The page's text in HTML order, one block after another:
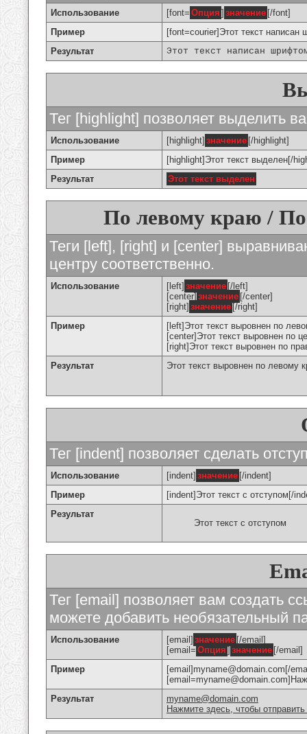
Использование [font= Опция ] значение [/font]
Пример
[font=courier]Этот текст
Результат
Этот текст написан
Тег [highlight] позволяет выделить
Использование [highlight] значение [/highlight]
Пример
[highlight]Этот текст выделен[/
Результат
Этот текст выделен
По левому краю /
Теги [left], [right] и [center]
центру соответственно.
Использование [left] значение [/left]
[center] значение [/center]
[right] значение [/right]
Пример
[left]Этот текст выровнен по
[center]Этот текст выровнен по
[right]Этот текст выровнен по
Результат
Этот текст выровнен по левому
Тег [indent] позволяет сделать
Использование [indent] значение [/indent]
Пример
[indent]Этот текст с отступом[/
Результат
Этот текст с отступом
Тег [email] позволяет вам создать
можете добавить необязательный
Использование [email] значение [/email]
[email= Опция ] значение [/email]
Пример
[email]myname@domain.com[/
Результат
myname@domain.com
Нажмите здесь, чтобы